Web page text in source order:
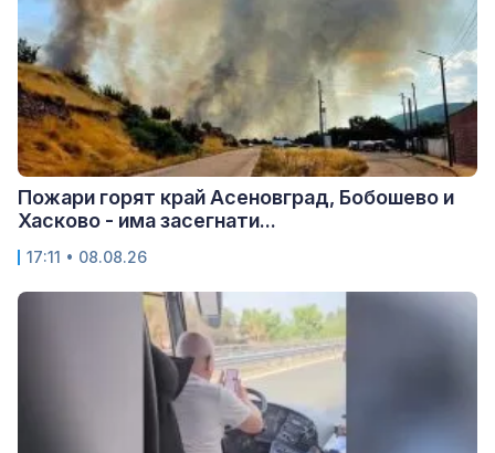
Пожари горят край Асеновград, Бобошево и
Хасково - има засегнати...
17:11 • 08.08.26